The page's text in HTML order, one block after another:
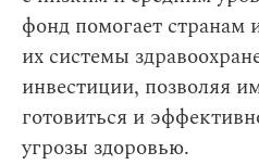
фонд помогает странам
их системы
инвестиции, позволяя
готовиться и
угрозы здоровью.